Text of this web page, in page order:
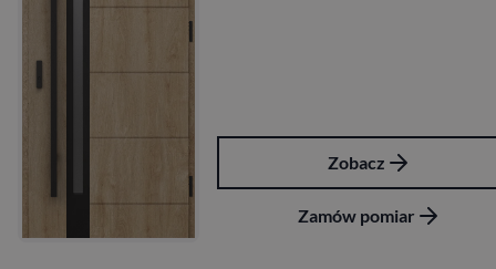
Zobacz
Zamów pomiar